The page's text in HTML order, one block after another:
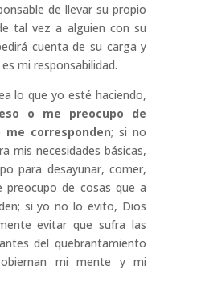
de llevar su propio
tal vez a alguien con su
cuenta de su carga y
mi responsabilidad.
lo que yo esté haciendo,
o me preocupo de
corresponden; si no
mis necesidades básicas,
para desayunar, comer,
preocupo de cosas que a
si yo no lo evito, Dios
evitar que sufra las
del quebrantamiento
mi mente y mi